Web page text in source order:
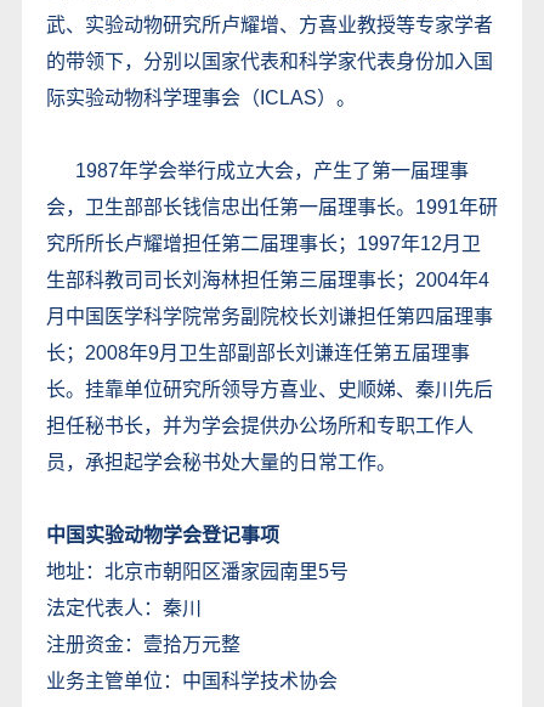
武、实验动物研究所卢耀增、方喜业教授等专家学者
的带领下，分别以国家代表和科学家代表身份加入国
际实验动物科学理事会（ICLAS）。
1987年学会举行成立大会，产生了第一届理事
会，卫生部部长钱信忠出任第一届理事长。1991年研
究所所长卢耀增担任第二届理事长；1997年12月卫
生部科教司司长刘海林担任第三届理事长；2004年4
月中国医学科学院常务副院校长刘谦担任第四届理事
长；2008年9月卫生部副部长刘谦连任第五届理事
长。挂靠单位研究所领导方喜业、史顺娣、秦川先后
担任秘书长，并为学会提供办公场所和专职工作人
员，承担起学会秘书处大量的日常工作。
中国实验动物学会登记事项
地址：北京市朝阳区潘家园南里5号
法定代表人：秦川
注册资金：壹拾万元整
业务主管单位：中国科学技术协会